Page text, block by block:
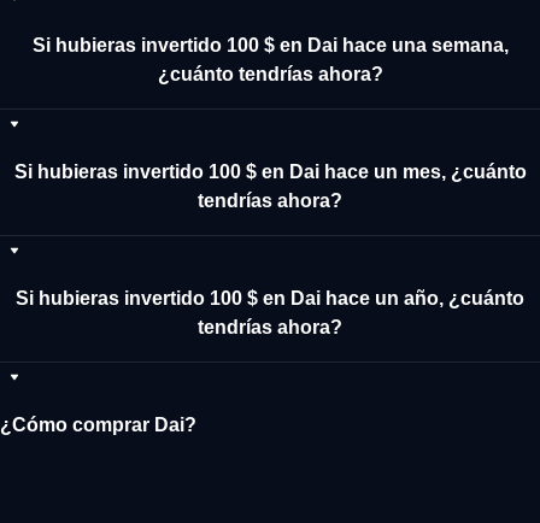
Si hubieras invertido 100 $ en Dai hace una semana,
¿cuánto tendrías ahora?
Si hubieras invertido 100 $ en Dai hace un mes, ¿cuánto
tendrías ahora?
Si hubieras invertido 100 $ en Dai hace un año, ¿cuánto
tendrías ahora?
¿Cómo comprar Dai?